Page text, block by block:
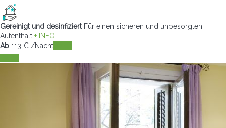
Gereinigt und desinfiziert Für einen sicheren und unbesorgten
Aufenthalt + INFO
Ab 113 € /Nacht